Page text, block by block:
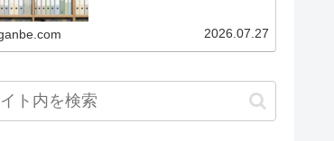
育児介護休業等退職手続き総務課
害防止安全衛生：安全運転・車両
2026.07.27